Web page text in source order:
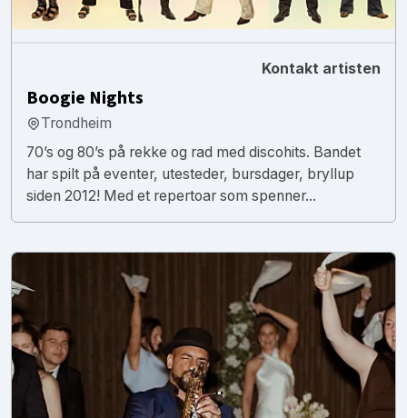
Kontakt artisten
Boogie Nights
Trondheim
70’s og 80’s på rekke og rad med discohits. Bandet
har spilt på eventer, utesteder, bursdager, bryllup
siden 2012! Med et repertoar som spenner...